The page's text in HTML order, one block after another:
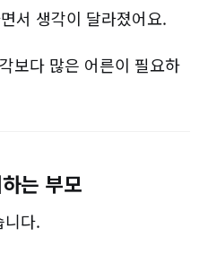
서 생각이 달라졌어요.
보다 많은 어른이 필요하
는 부모
니다.